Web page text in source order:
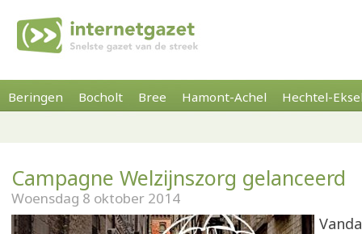
Beringen Bocholt Bree Hamont-Achel Hechtel-
Campagne Welzijnszorg gelanceerd
Woensdag 8 oktober 2014